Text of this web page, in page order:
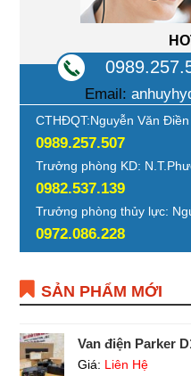
Email:
CTHĐQT:Nguyễn Văn Điền
0989.257.507
Trưởng phòng KD:
0982.537.139
Trưởng phòng thủy lực:
0972.086.228
SẢN PHẨM MỚI
Van điện Parker
Giá: Liên Hệ